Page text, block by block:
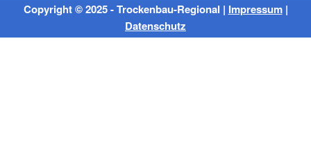
Copyright © 2025 - Trockenbau-Regional | Impressum|
Datenschutz